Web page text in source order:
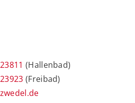
(Hallenbad)
(Freibad)